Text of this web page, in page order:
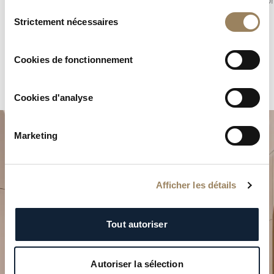
duStrictement nécessaires
Cookies de fonctionnement
Cookies d'analyse
Marketing
Afficher les détails
Tout autoriser
Autoriser la sélection
ponts.
Planifiez votre moment
d’exception
Explorez nos créations horlogères dans l’une de nos